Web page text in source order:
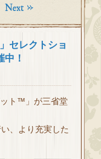
セレクトショ
！
ト™」が三省堂
、より充実した